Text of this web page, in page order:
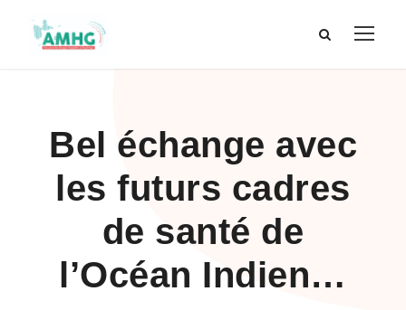
Bel échange avec
les futurs cadres
de santé de
l’Océan Indien…